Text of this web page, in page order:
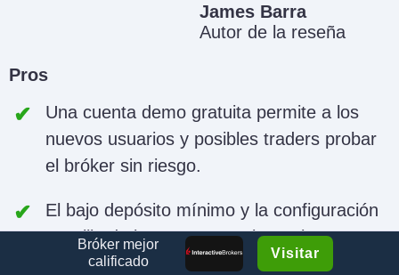
James Barra
Autor de la reseña
Pros
Una cuenta demo gratuita permite a los
nuevos usuarios y posibles traders probar
el bróker sin riesgo.
El bajo depósito mínimo y la configuración
sencilla de la cuenta permiten a los
principiantes comenzar a operar
Bróker mejor
calificado
Visitar